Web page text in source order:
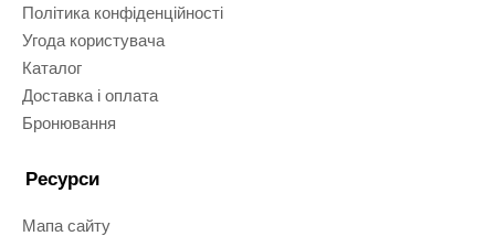
Політика конфіденційності
Угода користувача
Каталог
Доставка і оплата
Бронювання
Ресурси
Мапа сайту